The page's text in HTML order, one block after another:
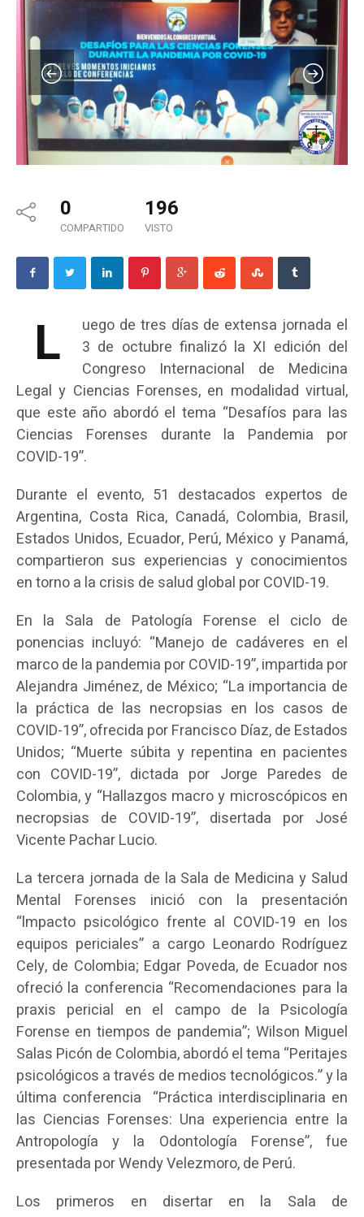
0
COMPARTIDO
196
VISTO
L
uego de tres días de extensa jornada el
3 de octubre finalizó la XI edición del
Congreso Internacional de Medicina
Legal y Ciencias Forenses, en modalidad virtual,
que este año abordó el tema “Desafíos para las
Ciencias Forenses durante la Pandemia por
COVID-19”.
Durante el evento, 51 destacados expertos de
Argentina, Costa Rica, Canadá, Colombia, Brasil,
Estados Unidos, Ecuador, Perú, México y Panamá,
compartieron sus experiencias y conocimientos
en torno a la crisis de salud global por COVID-19.
En la Sala de Patología Forense el ciclo de
ponencias incluyó: “Manejo de cadáveres en el
marco de la pandemia por COVID-19”, impartida por
Alejandra Jiménez, de México; “La importancia de
la práctica de las necropsias en los casos de
COVID-19”, ofrecida por Francisco Díaz, de Estados
Unidos; “Muerte súbita y repentina en pacientes
con COVID-19”, dictada por Jorge Paredes de
Colombia, y “Hallazgos macro y microscópicos en
necropsias de COVID-19”, disertada por José
Vicente Pachar Lucio.
La tercera jornada de la Sala de Medicina y Salud
Mental Forenses inició con la presentación
“lmpacto psicológico frente al COVID-19 en los
equipos periciales” a cargo Leonardo Rodríguez
Cely, de Colombia; Edgar Poveda, de Ecuador nos
ofreció la conferencia “Recomendaciones para la
praxis pericial en el campo de la Psicología
Forense en tiempos de pandemia”; Wilson Miguel
Salas Picón de Colombia, abordó el tema “Peritajes
psicológicos a través de medios tecnológicos.” y la
última conferencia “Práctica interdisciplinaria en
las Ciencias Forenses: Una experiencia entre la
Antropología y la Odontología Forense”, fue
presentada por Wendy Velezmoro, de Perú.
Los primeros en disertar en la Sala de